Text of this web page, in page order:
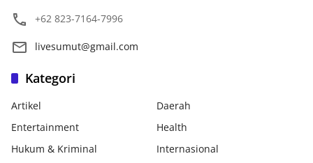
+62 823-7164-7996
livesumut@gmail.com
Kategori
Artikel
Daerah
Entertainment
Health
Hukum & Kriminal
Internasional